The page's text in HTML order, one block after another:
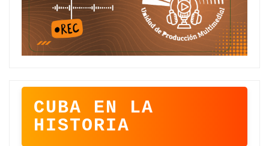
CUBA EN LA
HISTORIA